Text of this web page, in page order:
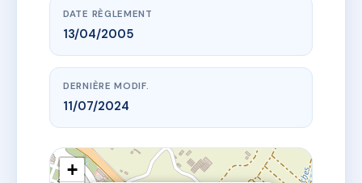
DATE RÈGLEMENT
13/04/2005
DERNIÈRE MODIF.
11/07/2024
+